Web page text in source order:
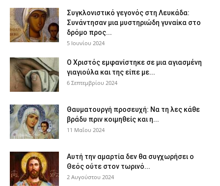
Συγκλονιστικό γεγονός στη Λευκάδα:
Συνάντησαν μια μυστηριώδη γυναίκα στο
δρόμο προς...
5 Ιουνίου 2024
Ο Χριστός εμφανίστηκε σε μια αγιασμένη
γιαγιούλα και της είπε με...
6 Σεπτεμβρίου 2024
Θαυματουργή προσευχή: Να τη λες κάθε
βράδυ πριν κοιμηθείς και η...
11 Μαΐου 2024
Αυτή την αμαρτία δεν θα συγχωρήσει ο
Θεός ούτε στον τωρινό...
2 Αυγούστου 2024